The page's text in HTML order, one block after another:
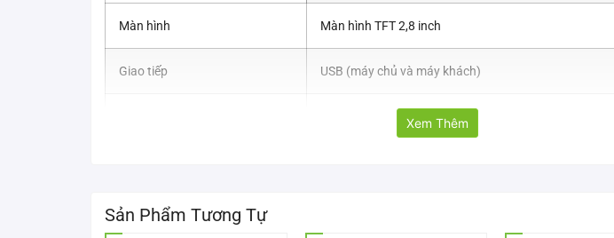
Màn hình Màn hình TFT 2,8 inch
Giao tiếp USB (máy chủ và máy khách)
Chuông theo lịch trình, đầu ghi SSR, đầu vào T9,
9 ID người dùng kỹ thuật số, Kiểm tra bản ghi, Đa
Nhiệt độ hoạt động
Xem Thêm
Sản Phẩm Tương Tự